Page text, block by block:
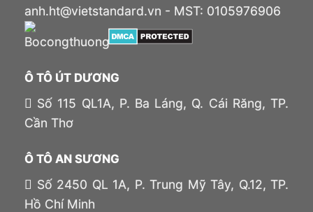
anh.ht@vietstandard.vn - MST: 0105976906
Ô TÔ ÚT DƯƠNG
Số 115 QL1A, P. Ba Láng, Q. Cái Răng, TP.
Cần Thơ
Ô TÔ AN SƯƠNG
Số 2450 QL 1A, P. Trung Mỹ Tây, Q.12, TP.
Hồ Chí Minh